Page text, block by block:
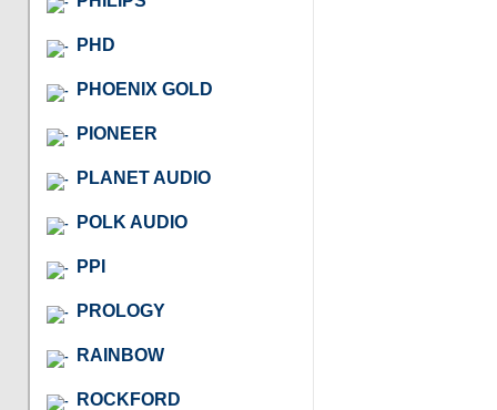
PHD
PHOENIX GOLD
PIONEER
PLANET AUDIO
POLK AUDIO
PPI
PROLOGY
RAINBOW
ROCKFORD